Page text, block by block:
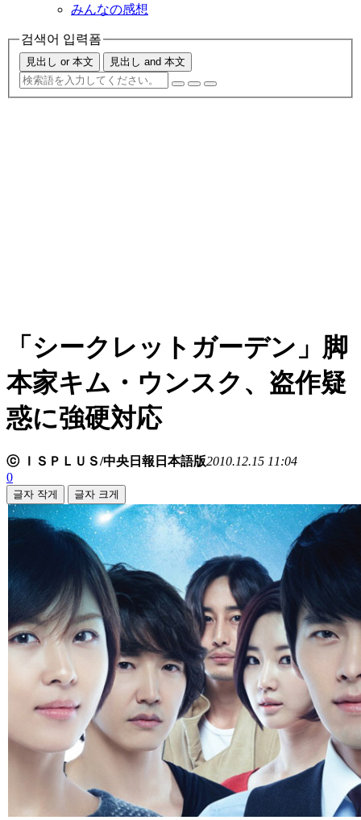
みんなの感想
검색어 입력폼
見出し or 本文 見出し and 本文
「シークレットガーデン」脚
本家キム・ウンスク、盗作疑
惑に強硬対応
ⓒ ＩＳＰＬＵＳ/中央日報日本語版2010.12.15 11:04
0
글자 작게 글자 크게